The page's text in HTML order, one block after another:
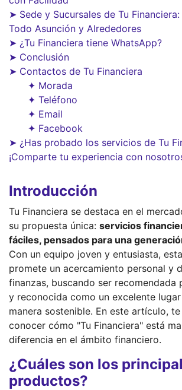
➤ Sede y Sucursales de Tu
Todo Asunción y Alrededores
➤ ¿Tu Financiera tiene WhatsApp?
➤ Conclusión
➤ Contactos de Tu Financiera
✦ Morada
✦ Teléfono
✦ Email
✦ Facebook
➤ ¿Has probado los servicios de Tu
¡Comparte tu experiencia con
Introducción
Tu Financiera se destaca en el
su propuesta única: servicios
fáciles, pensados para una
Con un equipo joven y entusiasta,
promete un acercamiento personal y
finanzas, buscando ser recomendada
y reconocida como un excelente
manera sostenible. En este artículo,
conocer cómo "Tu Financiera" está
diferencia en el ámbito financiero.
¿Cuáles son los
productos?